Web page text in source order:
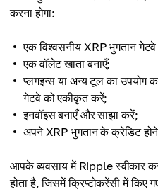
करना होगा:
एक विश्वसनीय XRP भुगतान
एक वॉलेट खाता बनाएँ;
प्लगइन्स या अन्य टूल का उपयोग
गेटवे को एकीकृत करें;
इनवॉइस बनाएँ और साझा करें;
अपने XRP भुगतान के क्रेडिट होने
आपके व्यवसाय में Ripple स्वीकार
होता है, जिसमें क्रिप्टोकरेंसी में किए